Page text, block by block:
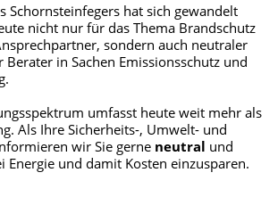
Schornsteinfegers hat sich gewandelt
nicht nur für das Thema Brandschutz
sondern auch neutraler
Berater in Sachen Emissionsschutz und
umfasst heute weit mehr als
Als Ihre Sicherheits-, Umwelt- und
wir Sie gerne neutral und
Energie und damit Kosten einzusparen.